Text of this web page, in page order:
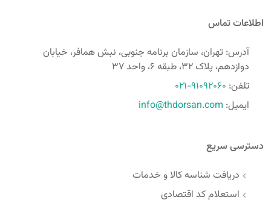
اطلاعات تماس
آدرس: تهران، سازمان برنامه جنوبی، نبش همافر، خیابان
دوازدهم، پلاک 32، طبقه 6، واحد 37
تلفن: 021-91092060
ایمیل: info@thdorsan.com
دسترسی سریع
دریافت شناسه کالا و خدمات
استعلام کد اقتصادی